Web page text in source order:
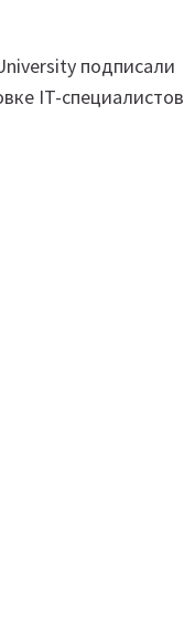
подписали
IT-специалистов